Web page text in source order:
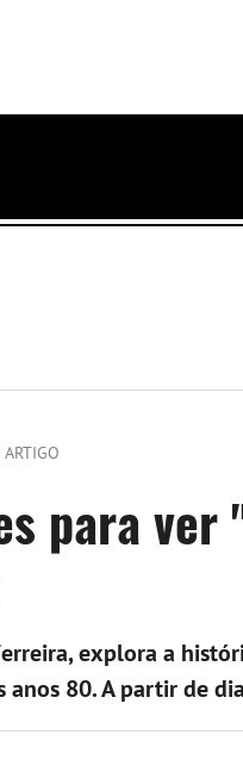
para
explora a
80. A partir de